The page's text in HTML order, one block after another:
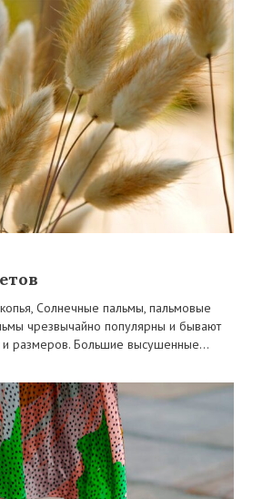
Солнечные пальмы, пальмовые
чрезвычайно популярны и бывают
размеров. Большие высушенные…